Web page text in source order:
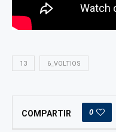
13 6_VOLTIOS
COMPARTIR 0